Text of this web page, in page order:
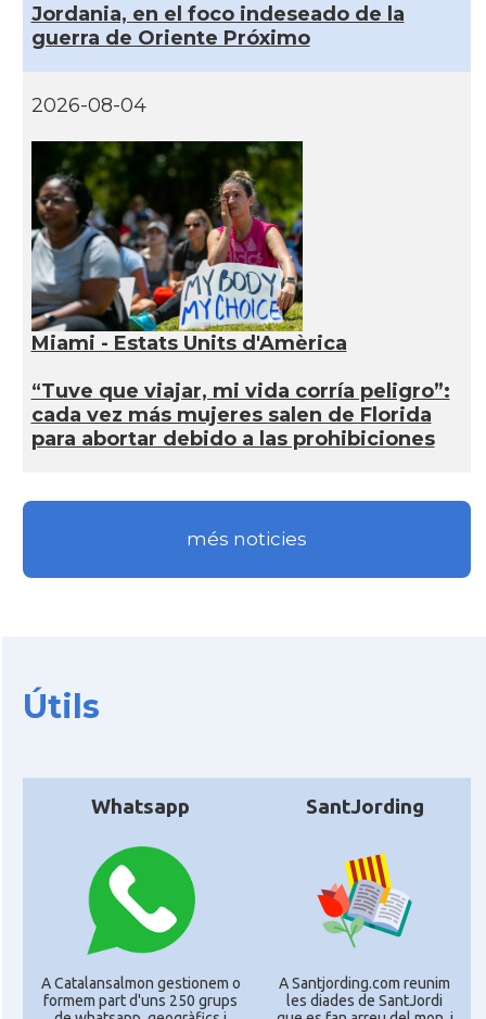
Jordania, en el foco indeseado de la
guerra de Oriente Próximo
2026-08-04
Miami - Estats Units d'Amèrica
“Tuve que viajar, mi vida corría peligro”:
cada vez más mujeres salen de Florida
para abortar debido a las prohibiciones
més noticies
Útils
Whatsapp
A Catalansalmon gestionem o
formem part d'uns 250 grups
SantJording
A Santjording.com reunim
les diades de SantJordi